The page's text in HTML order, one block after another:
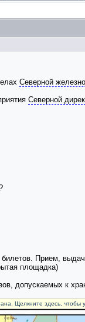
Северной
Северной
Прием,
площадка)
допускаемых к
Щелкните здесь,